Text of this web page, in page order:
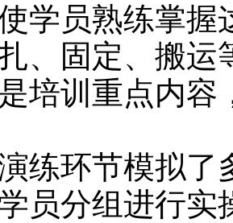
学员熟练掌握
、固定、搬
培训重点内容
环节模拟了多
员分组进行实